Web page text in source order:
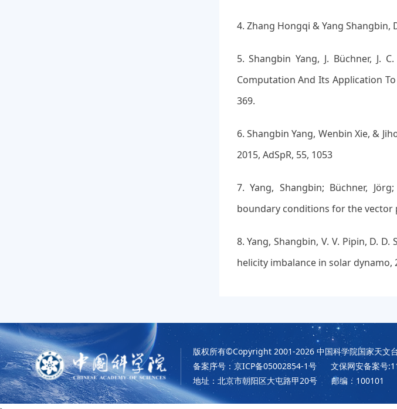
4. Zhang Hongqi & Yang Shangbin,
5. Shangbin Yang, J. Büchner, J.
Computation And Its Application
369.
6. Shangbin Yang, Wenbin Xie, &
2015, AdSpR, 55, 1053
7. Yang, Shangbin; Büchner,
boundary conditions for the vector
8. Yang, Shangbin, V. V. Pipin, D.
helicity imbalance in solar dynamo,
版权所有©Copyright 2001-2026 中国科学院国家天文
备案序号：京ICP备05002854-1号
文保网安备案号
地址：北京市朝阳区大屯路甲20号
邮编：100101